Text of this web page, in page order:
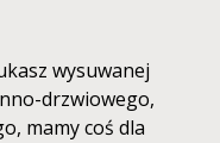
wysuwanej
drzwiowego,
mamy coś dla